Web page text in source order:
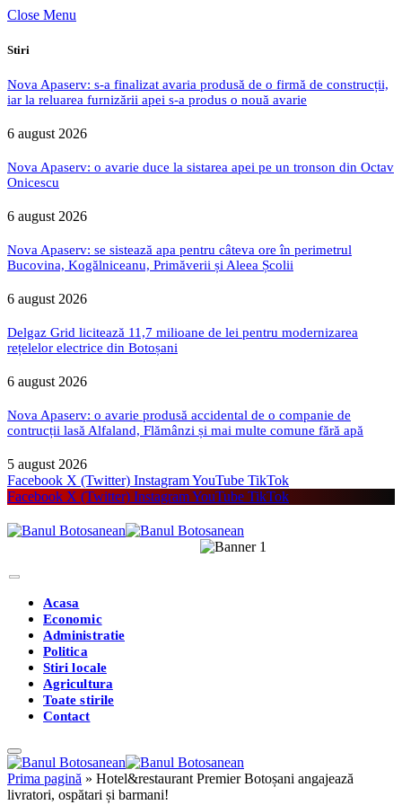
Close Menu
Stiri
Nova Apaserv: s-a finalizat avaria produsă de o firmă de construcții,
iar la reluarea furnizării apei s-a produs o nouă avarie
6 august 2026
Nova Apaserv: o avarie duce la sistarea apei pe un tronson din Octav
Onicescu
6 august 2026
Nova Apaserv: se sistează apa pentru câteva ore în perimetrul
Bucovina, Kogălniceanu, Primăverii și Aleea Școlii
6 august 2026
Delgaz Grid licitează 11,7 milioane de lei pentru modernizarea
rețelelor electrice din Botoșani
6 august 2026
Nova Apaserv: o avarie produsă accidental de o companie de
contrucții lasă Alfaland, Flămânzi și mai multe comune fără apă
5 august 2026
Facebook X (Twitter) InstagramYouTube TikTok
Facebook X (Twitter) InstagramYouTube TikTok
Acasa
Economic
Administratie
Politica
Stiri locale
Agricultura
Toate stirile
Contact
Prima pagină » Hotel&restaurant Premier Botoșani angajează
livratori, ospătari și barmani!